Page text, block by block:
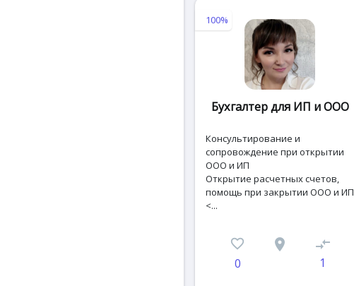
100%
Бухгалтер для ИП и ООО
Консультирование и
сопровождение при открытии
ООО и ИП
Открытие расчетных счетов,
помощь при закрытии ООО и ИП
<...
favorite_border
0
place compare_arrows
1